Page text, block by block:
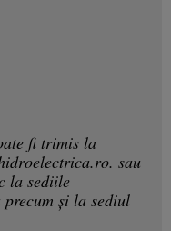
fi trimis la
. sau
la sediile
și la sediul